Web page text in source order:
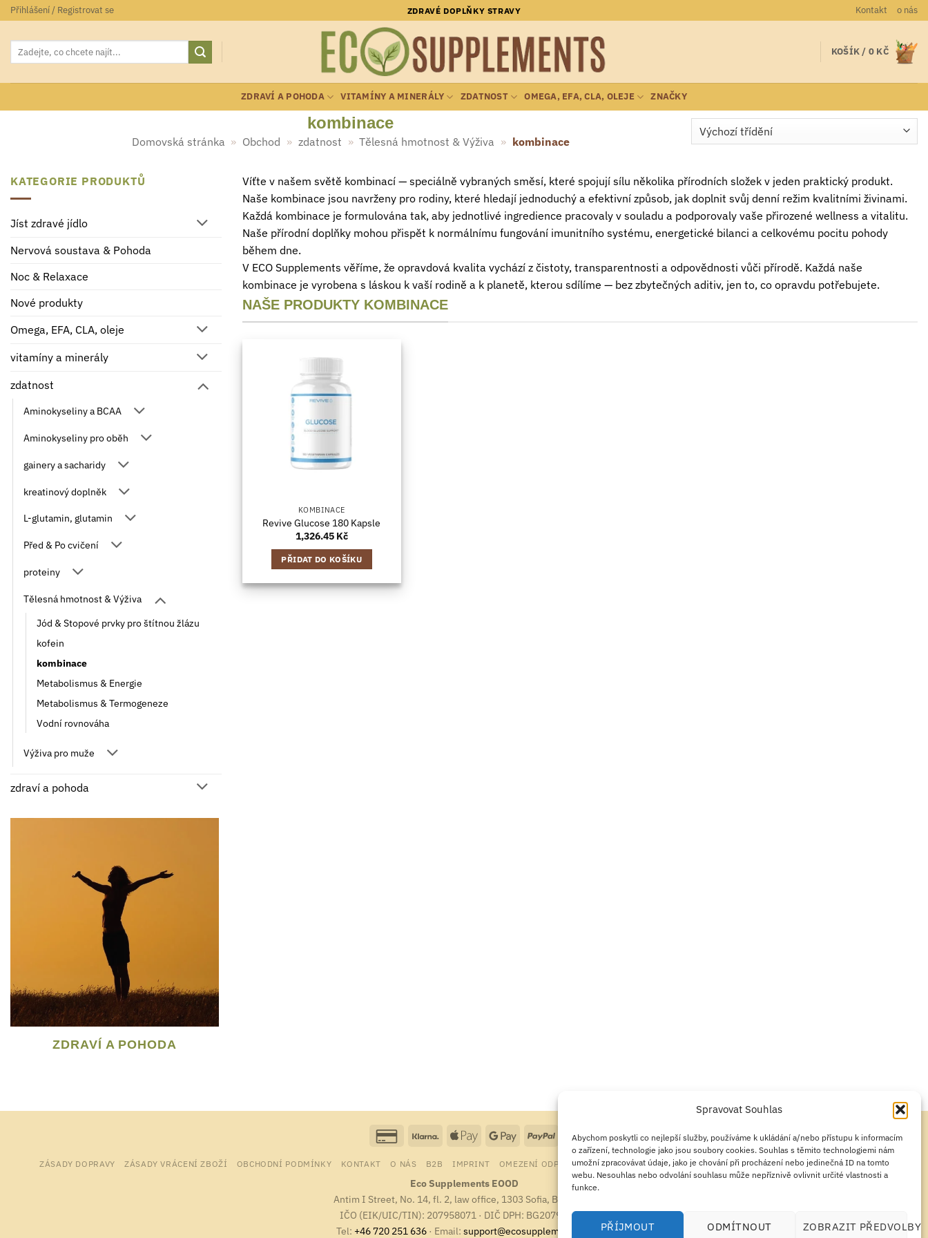
Spravovat Souhlas
Abychom poskytli co nejlepší služby, používáme k ukládání a/nebo přístupu k informacím
o zařízení, technologie jako jsou soubory cookies. Souhlas s těmito technologiemi nám
umožní zpracovávat údaje, jako je chování při procházení nebo jedinečná ID na tomto
webu. Nesouhlas nebo odvolání souhlasu může nepříznivě ovlivnit určité vlastnosti a
funkce.
PŘÍJMOUT ODMÍTNOUT ZOBRAZIT PŘEDVOLBY
Přeskočit
na
obsah
Přihlášení / Registrovat se ZDRAVÉ DOPLŇKY STRAVY Kontakt o nás
Hledat: KOŠÍK / 0 KČ
ZDRAVÍ A POHODA VITAMÍNY A MINERÁLY ZDATNOST OMEGA, EFA, CLA, OLEJE ZNAČKY
kombinace
Domovská stránka » Obchod » zdatnost » Tělesná hmotnost & Výživa » kombinace
KATEGORIE PRODUKTŮ
Jíst zdravé jídlo
Nervová soustava & Pohoda
Noc & Relaxace
Nové produkty
Omega, EFA, CLA, oleje
vitamíny a minerály
zdatnost
Aminokyseliny a BCAA
Aminokyseliny pro oběh
gainery a sacharidy
kreatinový doplněk
L-glutamin, glutamin
Před & Po cvičení
proteiny
Tělesná hmotnost & Výživa
Jód & Stopové prvky pro štítnou žlázu
kofein
kombinace
Metabolismus & Energie
Metabolismus & Termogeneze
Vodní rovnováha
Výživa pro muže
zdraví a pohoda
ZDRAVÍ A POHODA
Víťte v našem světě kombinací — speciálně vybraných směsí, které spojují sílu několika přírodních složek v jeden praktický produkt.
Naše kombinace jsou navrženy pro rodiny, které hledají jednoduchý a efektivní způsob, jak doplnit svůj denní režim kvalitními živinami.
Každá kombinace je formulována tak, aby jednotlivé ingredience pracovaly v souladu a podporovaly vaše přirozené wellness a vitalitu.
Naše přírodní doplňky mohou přispět k normálnímu fungování imunitního systému, energetické bilanci a celkovému pocitu pohody
během dne.
V ECO Supplements věříme, že opravdová kvalita vychází z čistoty, transparentnosti a odpovědnosti vůči přírodě. Každá naše
kombinace je vyrobena s láskou k vaší rodině a k planetě, kterou sdílíme — bez zbytečných aditiv, jen to, co opravdu potřebujete.
NAŠE PRODUKTY KOMBINACE
KOMBINACE
Revive Glucose 180 Kapsle
1,326.45 Kč
PŘIDAT DO KOŠÍKU
Credit
2
Klarna
Apple
Google PayPal
ZÁSADY DOPRAVY ZÁSADY VRÁCENÍ ZBOŽÍ OBCHODNÍ PODMÍNKY KONTAKT O NÁS B2B IMPRINT OMEZENÍ ODPOVĚDNOSTI ZÁSADY COOKIES PROHLÁŠENÍ O OCHRANĚ OSOBNÍCH ÚDAJŮ
Eco Supplements EOOD
Antim I Street, No. 14, fl. 2, law office, 1303 Sofia, Bulharsko
IČO (EIK/UIC/TIN): 207958071 · DIČ DPH: BG207958071
Tel: +46 720 251 636· Email: support@ecosupplements.eu